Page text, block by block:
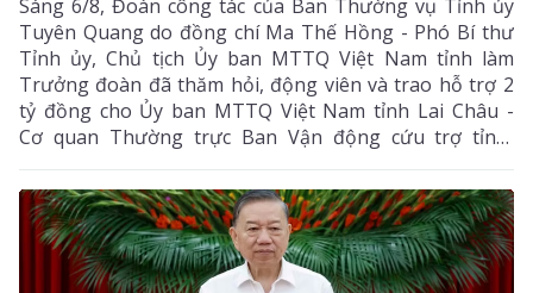
Sáng 6/8, Đoàn công tác của Ban Thường vụ Tỉnh ủy
Tuyên Quang do đồng chí Ma Thế Hồng - Phó Bí thư
Tỉnh ủy, Chủ tịch Ủy ban MTTQ Việt Nam tỉnh làm
Trưởng đoàn đã thăm hỏi, động viên và trao hỗ trợ 2
tỷ đồng cho Ủy ban MTTQ Việt Nam tỉnh Lai Châu -
Cơ quan Thường trực Ban Vận động cứu trợ tỉnh,
nhằm giúp nhân dân khắc phục hậu quả thiên tai, mưa
lũ, sạt lở đất, sớm ổn định cuộc sống.